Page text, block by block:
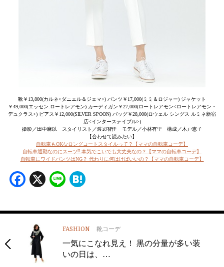
靴￥13,800(カルネ<ダニエル＆ジェマ>) パンツ￥17,000(ミミ＆ロジャー) ジャケット
￥49,000(エッセン.ロートレアモン) カーディガン￥27,000(ロートレアモン<ロートレアモン・
デュクラス>) ピアス￥12,000(SILVER SPOON) バッグ￥28,000(ロウェル シングス ルミネ新宿
店<インターステイプル>)
撮影／田中麻以 スタイリスト／渡辺智佳 モデル／小林有里 構成／木戸恵子
【合わせて読みたい】
自転車もOKなロングコートスタイルって？【ママの自転車コーデ】
自転車通勤なのにスーツ⁉ 本気でこいでも大丈夫なの？【ママの自転車コーデ】
自転車にワイドパンツはNG？ 代わりに何はけばいいの？【ママの自転車コーデ】
Facebook
X Line
FASHION 靴コーデ
一気にこなれ見え！ 黒の分量が多い装
いの日は、…